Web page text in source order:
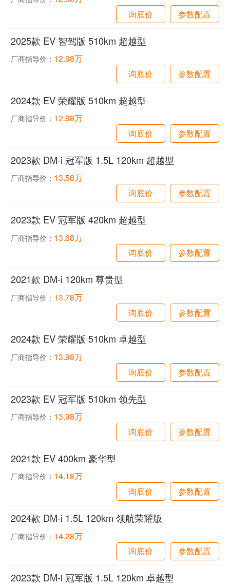
询底价
参数配置
2025款 EV 智驾版 510km 超越型
厂商指导价： 12.98万
询底价
参数配置
2024款 EV 荣耀版 510km 超越型
厂商指导价： 12.98万
询底价
参数配置
2023款 DM-i 冠军版 1.5L 120km 超越型
厂商指导价： 13.58万
询底价
参数配置
2023款 EV 冠军版 420km 超越型
厂商指导价： 13.68万
询底价
参数配置
2021款 DM-i 120km 尊贵型
厂商指导价： 13.78万
询底价
参数配置
2024款 EV 荣耀版 510km 卓越型
厂商指导价： 13.98万
询底价
参数配置
2023款 EV 冠军版 510km 领先型
厂商指导价： 13.98万
询底价
参数配置
2021款 EV 400km 豪华型
厂商指导价： 14.18万
询底价
参数配置
2024款 DM-i 1.5L 120km 领航荣耀版
厂商指导价： 14.28万
询底价
参数配置
2023款 DM-i 冠军版 1.5L 120km 卓越型